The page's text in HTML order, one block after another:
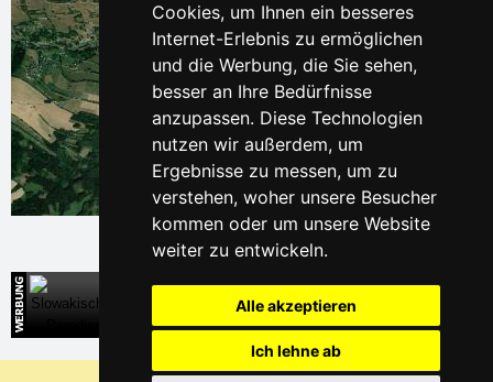
Cookies, um Ihnen ein besseres
Internet-Erlebnis zu ermöglichen
und die Werbung, die Sie sehen,
besser an Ihre Bedürfnisse
anzupassen. Diese Technologien
nutzen wir außerdem, um
Ergebnisse zu messen, um zu
verstehen, woher unsere Besucher
kommen oder um unsere Website
weiter zu entwickeln.
Alle akzeptieren
Ich lehne ab
Leaflet| © Ersi World Imagery
Direkte Kontakte auf die Unterkunft in der Slowakei
Warum sind unsere Server am billigsten?